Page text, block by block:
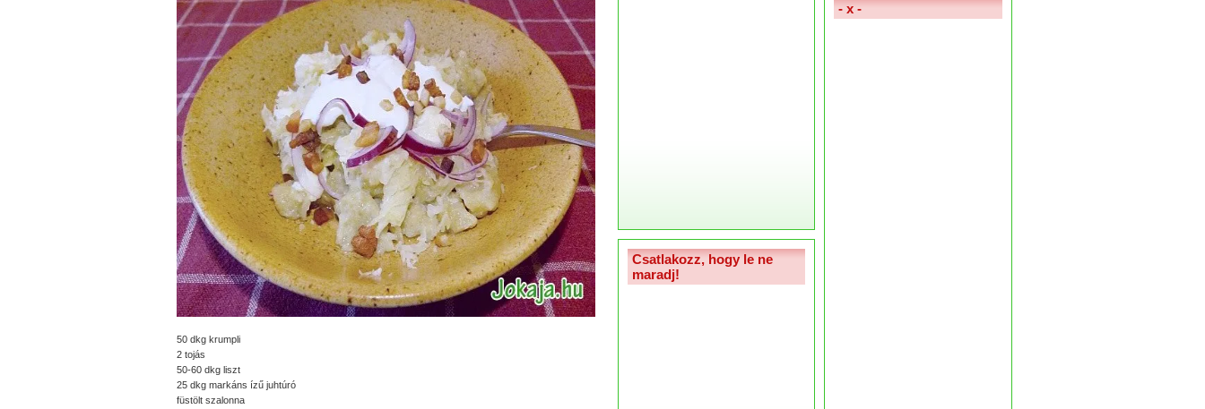
50 dkg krumpli
2 tojás
50-60 dkg liszt
25 dkg markáns ízű juhtúró
füstölt szalonna
Csatlakozz, hogy le ne
maradj!
- x -